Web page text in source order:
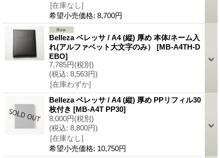
[在庫なし]
希望小売価格: 8,700円
Belleza ベレッサ / A4 (縦) 厚め 本体/ネーム入
れ(アルファベット大文字のみ） [MB-A4TH-D
EBO]
7,785円(税別)
(税込: 8,563円)
[在庫わずか]
Belleza ベレッサ / A4 (縦) 厚め PPリフィル30
枚付き [MB-A4T PP30]
8,000円(税別)
(税込: 8,800円)
[在庫なし]
希望小売価格: 10,750円